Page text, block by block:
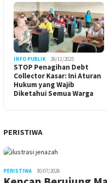
INFO PUBLIK 26/11/2025
STOP Penagihan Debt
Collector Kasar: Ini Aturan
Hukum yang Wajib
Diketahui Semua Warga
PERISTIWA
PERISTIWA 30/07/2026